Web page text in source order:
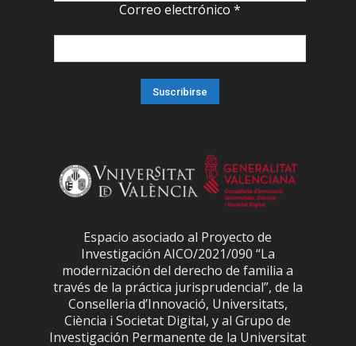
Correo electrónico *
Espacio asociado al Proyecto de
Investigación AICO/2021/090 “La
modernización del derecho de familia a
través de la práctica jurisprudencial”, de la
Conselleria d’Innovació, Universitats,
Ciència i Societat Digital, y al Grupo de
Investigación Permanente de la Universitat